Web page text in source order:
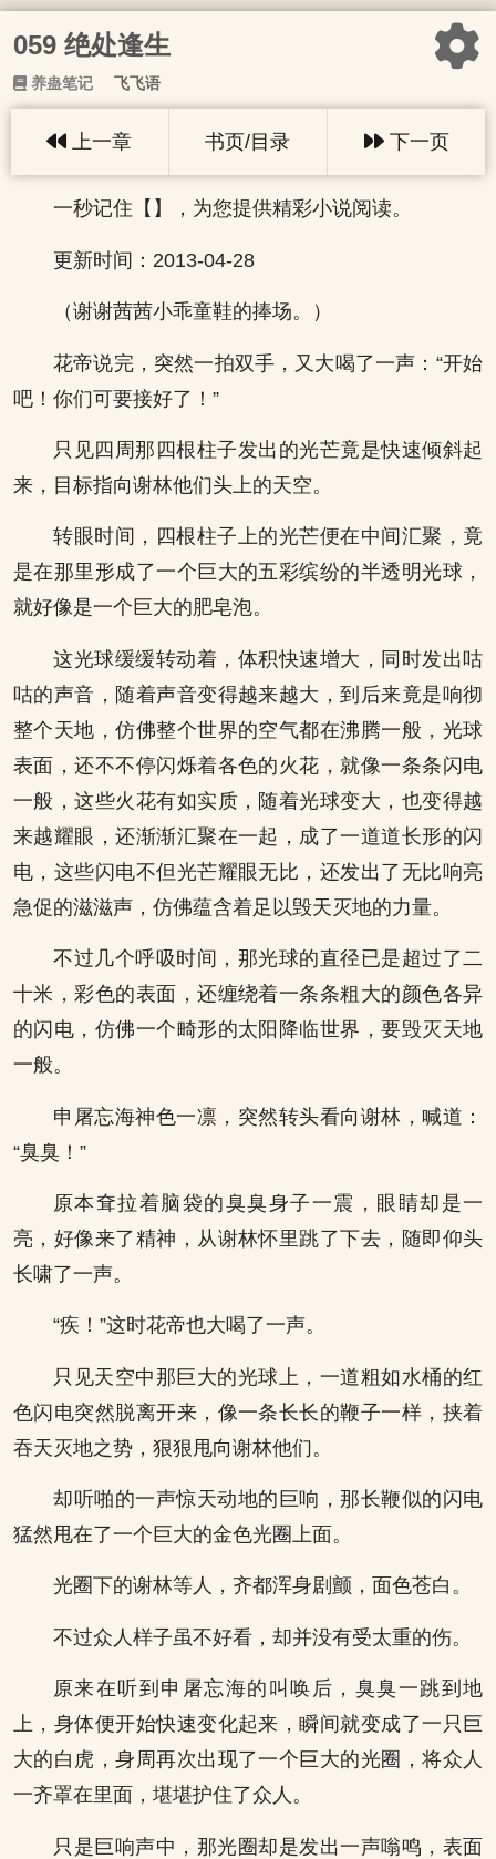
059 绝处逢生
养蛊笔记 飞飞语
上一章 书页/目录 下一页
一秒记住【】，为您提供精彩小说阅读。
更新时间：2013-04-28
（谢谢茜茜小乖童鞋的捧场。）
花帝说完，突然一拍双手，又大喝了一声：“开始
吧！你们可要接好了！”
只见四周那四根柱子发出的光芒竟是快速倾斜起
来，目标指向谢林他们头上的天空。
转眼时间，四根柱子上的光芒便在中间汇聚，竟
是在那里形成了一个巨大的五彩缤纷的半透明光球，
就好像是一个巨大的肥皂泡。
这光球缓缓转动着，体积快速增大，同时发出咕
咕的声音，随着声音变得越来越大，到后来竟是响彻
整个天地，仿佛整个世界的空气都在沸腾一般，光球
表面，还不不停闪烁着各色的火花，就像一条条闪电
一般，这些火花有如实质，随着光球变大，也变得越
来越耀眼，还渐渐汇聚在一起，成了一道道长形的闪
电，这些闪电不但光芒耀眼无比，还发出了无比响亮
急促的滋滋声，仿佛蕴含着足以毁天灭地的力量。
不过几个呼吸时间，那光球的直径已是超过了二
十米，彩色的表面，还缠绕着一条条粗大的颜色各异
的闪电，仿佛一个畸形的太阳降临世界，要毁灭天地
一般。
申屠忘海神色一凛，突然转头看向谢林，喊道：
“臭臭！”
原本耷拉着脑袋的臭臭身子一震，眼睛却是一
亮，好像来了精神，从谢林怀里跳了下去，随即仰头
长啸了一声。
“疾！”这时花帝也大喝了一声。
只见天空中那巨大的光球上，一道粗如水桶的红
色闪电突然脱离开来，像一条长长的鞭子一样，挟着
吞天灭地之势，狠狠甩向谢林他们。
却听啪的一声惊天动地的巨响，那长鞭似的闪电
猛然甩在了一个巨大的金色光圈上面。
光圈下的谢林等人，齐都浑身剧颤，面色苍白。
不过众人样子虽不好看，却并没有受太重的伤。
原来在听到申屠忘海的叫唤后，臭臭一跳到地
上，身体便开始快速变化起来，瞬间就变成了一只巨
大的白虎，身周再次出现了一个巨大的光圈，将众人
一齐罩在里面，堪堪护住了众人。
只是巨响声中，那光圈却是发出一声嗡鸣，表面